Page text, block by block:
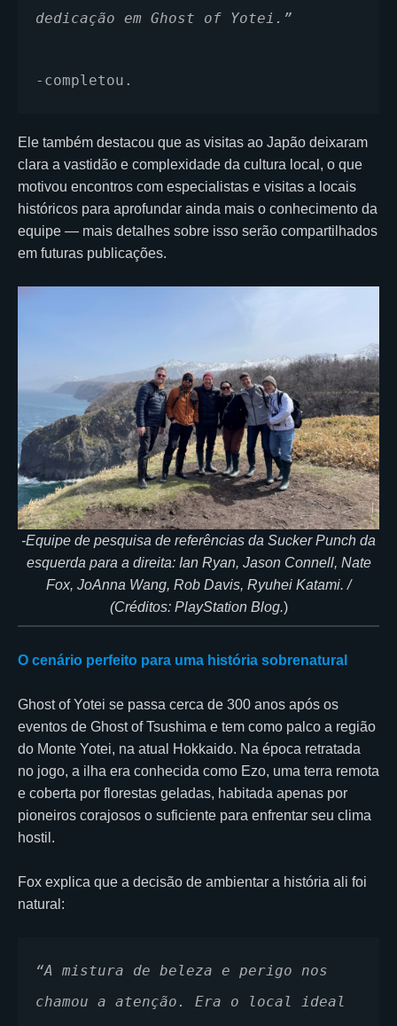
dedicação em Ghost of Yotei.”
-completou.
Ele também destacou que as visitas ao Japão deixaram
clara a vastidão e complexidade da cultura local, o que
motivou encontros com especialistas e visitas a locais
históricos para aprofundar ainda mais o conhecimento da
equipe — mais detalhes sobre isso serão compartilhados
em futuras publicações.
-Equipe de pesquisa de referências da Sucker Punch da
esquerda para a direita: Ian Ryan, Jason Connell, Nate
Fox, JoAnna Wang, Rob Davis, Ryuhei Katami. /
(Créditos: PlayStation Blog.)
O cenário perfeito para uma história sobrenatural
Ghost of Yotei se passa cerca de 300 anos após os
eventos de Ghost of Tsushima e tem como palco a região
do Monte Yotei, na atual Hokkaido. Na época retratada
no jogo, a ilha era conhecida como Ezo, uma terra remota
e coberta por florestas geladas, habitada apenas por
pioneiros corajosos o suficiente para enfrentar seu clima
hostil.
Fox explica que a decisão de ambientar a história ali foi
natural:
“A mistura de beleza e perigo nos
chamou a atenção. Era o local ideal